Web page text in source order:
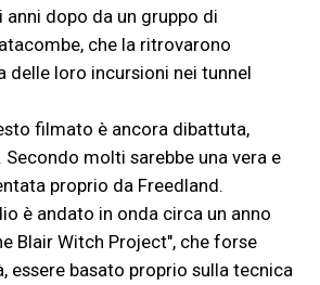
dopo da un gruppo di
che la ritrovarono
delle loro incursioni nei tunnel
filmato è ancora dibattuta,
molti sarebbe una vera e
proprio da Freedland.
è andato in onda circa un anno
Blair Witch Project", che forse
essere basato proprio sulla tecnica